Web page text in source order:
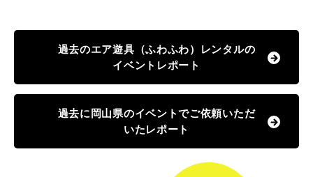
過去のエア遊具（ふわふわ）レンタルの
イベントレポート
過去に岡山県のイベントでご依頼いただ
いたレポート